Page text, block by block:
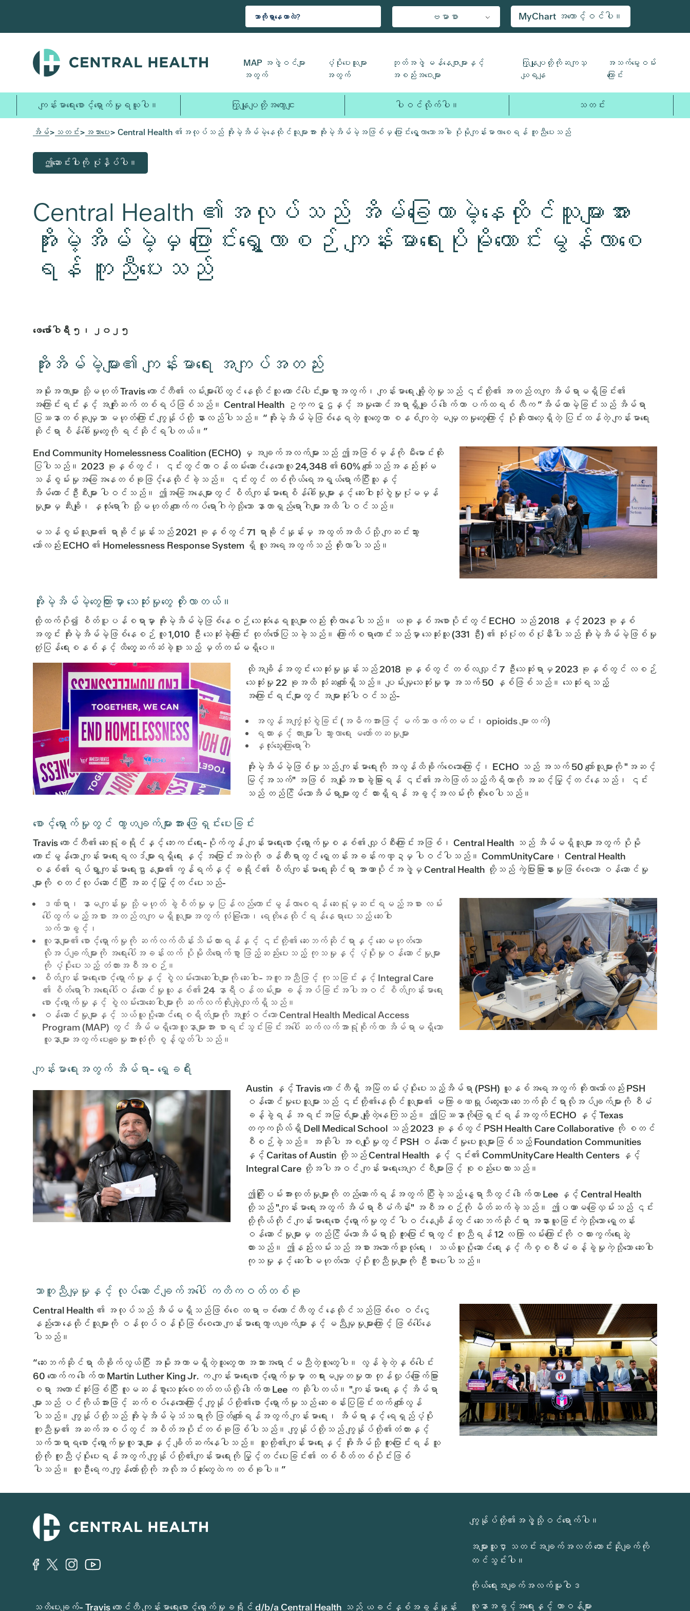
သို့
ပါ။
ဗမာစာ MyChart အကောင့်ဝင်ပါ။
MAP အဖွဲ့ဝင်များ
အတွက်
ပံ့ပိုးပေးသူများ
အတွက်
ဘုတ်အဖွဲ့ မန်နေဂျာများနှင့်
အစည်းအဝေးများ
ကြှနျုပျတို့ကိုဆကျသှ
ယျရနျ
အသက်မွေးဝမ်း
ကြောင်း
ကျန်းမာရေးစောင့်ရှောက်မှုရယူပါ။ ကြှနျုပျတို့အကွောငျး ပါဝင်လိုက်ပါ။ သတင်း
အိမ်> သတင်း> အသားပေး> Central Health ၏အလုပ်သည် အိုးမဲ့အိမ်မဲ့နေထိုင်သူများအား အိုးမဲ့အိမ်မဲ့အဖြစ်မှ ပြောင်းရွှေ့လာသောအခါ ပိုမိုကျန်းမာလာစေရန် ကူညီပေးသည်
ဤဆောင်းပါးကို ပုံနှိပ်ပါ။
Central Health ၏အလုပ်သည် အိမ်ခြေယာမဲ့နေထိုင်သူများအား
အိုးမဲ့အိမ်မဲ့မှ ပြောင်းရွှေ့လာစဉ် ကျန်းမာရေးပိုမိုကောင်းမွန်လာစေ
ရန် ကူညီပေးသည်
ဖေဖော်ဝါရီ ၅၊ ၂၀၂၅
အိုးအိမ်မဲ့များ၏ ကျန်းမာရေး အကျပ်အတည်း
အမိုးအကာများ သို့မဟုတ် Travis ကောင်တီ၏ လမ်းများပေါ်တွင် နေထိုင်သူ ထောင်ပေါင်းများစွာအတွက်၊ ကျန်းမာရေး ချို့တဲ့မှုသည် ၎င်းတို့၏ အတည်တကျ အိမ်ရာမရှိခြင်း၏
အကြောင်းရင်းနှင့် အကျိုးဆက် တစ်ရပ်ဖြစ်သည်။ Central Health ဥက္ကဋ္ဌနှင့် အမှုဆောင်အရာရှိချုပ် ဒေါက်တာ ပက်ထရစ် လီက “အိမ်ယာမဲ့ခြင်းသည် အိမ်ရာ
ပြဿနာတစ်ခုမျှသာ မဟုတ်ကြောင်း ကျွန်ုပ်တို့ နားလည်ပါသည်။ “အိုးမဲ့အိမ်မဲ့ဖြစ်နေရတဲ့ လူတွေဟာ စနစ်ကျတဲ့ မမျှတမှုတွေကြောင့် ပိုဆိုးလာလေ့ရှိတဲ့ ပြင်းထန်တဲ့ ကျန်းမာရေး
ဆိုင်ရာ စိန်ခေါ်မှုတွေကို ရင်ဆိုင်ရပါတယ်။”
End Community Homelessness Coalition (ECHO) မှ အချက်အလက်များသည် ဤအဖြစ်မှန်ကို မီးမောင်းထိုး
ပြပါသည်။ 2023 ခုနှစ်တွင်၊ ၎င်းတွင်တာဝန်ထမ်းဆောင်နေသောလူ 24,348 ၏ 60% ကျော်သည်အနည်းဆုံးမ
သန်စွမ်းမှုအခြေအနေတစ်ခုဖြင့်နေထိုင်ခဲ့သည်။ ၎င်းတွင် တစ်ကိုယ်ရေအရွယ်ရောက်ပြီးသူနှင့်
အိမ်ထောင်ဦးစီးများ ပါဝင်သည်။ ဤအခြေအနေများတွင် စိတ်ကျန်းမာရေးစိန်ခေါ်မှုများနှင့် ဆေးဝါးသုံးစွဲမှုပုံမမှန်
မှုများမှ ဆီးချို၊ နှလုံးရောဂါ သို့မဟုတ် ကျောက်ကပ်ရောဂါကဲ့သို့သော နာတာရှည်ရောဂါများအထိ ပါဝင်သည်။
မသန်စွမ်းသူများ၏ ရာခိုင်နှုန်းသည် 2021 ခုနှစ်တွင် 71 ရာခိုင်နှုန်းမှ အထွတ်အထိပ်သို့ ကျဆင်းသွား
သော်လည်း ECHO ၏ Homelessness Response System ရှိ လူအရေအတွက်သည် တိုးလာပါသည်။
အိုးမဲ့အိမ်မဲ့တွေကြားမှာ သေဆုံးမှုတွေ တိုးလာတယ်။
ထို့ထက်ပို၍ စိတ်ပူပန်စရာမှာ အိုးမဲ့အိမ်မဲ့ဖြစ်နေစဉ် သေဆုံးနေရသူများလည်း တိုးလာနေပါသည်။ ယခုနှစ်အစောပိုင်းတွင် ECHO သည် 2018 နှင့် 2023 ခုနှစ်
အတွင်း အိုးမဲ့အိမ်မဲ့ဖြစ်နေစဉ် လူ 1,010 ဦး သေဆုံးခဲ့ကြောင်း ထုတ်ဖော်ပြသခဲ့သည်။ ကြောက်စရာကောင်းသည်မှာ သေဆုံးသူ (331 ဦး) ၏ သုံးပုံတစ်ပုံနီးပါးသည် အိုးမဲ့အိမ်မဲ့ဖြစ်မှု
တုံ့ပြန်ရေးစနစ်နှင့် ထိတွေ့ဆက်ဆံခဲ့ဖူးသည့် မှတ်တမ်းမရှိပေ။
ထိုအချိန်အတွင်း သေဆုံးမှုနှုန်းသည် 2018 ခုနှစ်တွင် တစ်လလျှင် 7 ဦးသေဆုံးရာမှ 2023 ခုနှစ်တွင် လစဉ်
သေဆုံးမှု 22 ခုအထိ သုံးဆကျော်ရှိသည်။ ပျမ်းမျှသေဆုံးမှုမှာ အသက် 50 နှစ်ဖြစ်သည်။ သေဆုံးရသည့်
အကြောင်းရင်းများတွင် အများဆုံးပါဝင်သည်-
အလွန်အကျွံသုံးစွဲခြင်း (အဓိကအားဖြင့် မက်သာဖက်တမင်း၊ opioids များထက်)
ရထားနှင့် ကားများပါ သွားလာရေး မတော်တဆမှုများ
နှလုံးသွေးကြောရောဂါ
အိုးမဲ့အိမ်မဲ့ဖြစ်မှုသည် ကျန်းမာရေးကို အလွန်ထိခိုက်စေသောကြောင့်၊ ECHO သည် အသက် 50 ကျော်သူများကို "အဆင့်
မြင့်အသက်" အဖြစ် အမျိုးအစားခွဲခြားရန် ၎င်း၏အကဲဖြတ်သည့်ကိရိယာကို အဆင့်မြှင့်တင်နေသည်၊ ၎င်း
သည် တည်ငြိမ်သောအိမ်ရာများတွင် ထားရှိရန် အခွင့်အလမ်းကို တိုးစေပါသည်။
စောင့်ရှောက်မှုတွင် ကွာဟချက်များအား ဖြေရှင်းပေးခြင်း
Travis ကောင်တီ၏ ဆေးရုံခရိုင်နှင့် ဘေးကင်းရေး-ပိုက်ကွန် ကျန်းမာရေးစောင့်ရှောက်မှုစနစ်၏ လျှပ်စီးကြောင်းအဖြစ်၊ Central Health သည် အိမ်မရှိသူများအတွက် ပိုမို
ကောင်းမွန်သော ကျန်းမာရေးရလဒ်များရရှိရေး နှင့် အပြောင်းအလဲကို ဖန်တီးရာတွင် ရှေ့တန်းအခန်းကဏ္ဍမှ ပါဝင်ပါသည်။ CommUnityCare၊ Central Health
စနစ်၏ ရပ်ရွာကျန်းမာရေးဌာနများ၏ ကွန်ရက်နှင့် ခရိုင်၏ စိတ်ကျန်းမာရေးဆိုင်ရာ အာဏာပိုင်အဖွဲ့မှ Central Health တို့သည် ကွဲပြားခြားနားမှုဖြစ်စေသော ဝန်ဆောင်မှု
များကို စတင်လုပ်ဆောင်ပြီး အဆင့်မြှင့်တင်ပေးသည်-
ဒဏ်ရာ၊ နာမကျန်းမှု သို့မဟုတ် ခွဲစိတ်မှုမှ ပြန်လည်ကောင်းမွန်လာစေရန် ဆေးရုံမှဆင်းရမည့်အစား လမ်း
ပေါ်ထွက်မည့်အစား အတည်တကျမရှိသူများအတွက် လုံခြုံသော၊ ရေတိုနေထိုင်ရန်နေရာပေးသည့် ဆေးဝါး
သက်သာခွင့်၊
လူနာများ၏ စောင့်ရှောက်မှုကို ဆက်လက်ထိန်းသိမ်းထားရန်နှင့် ၎င်းတို့၏ ဆေးဘက်ဆိုင်ရာနှင့် ဆေးမဟုတ်သော
လိုအပ်ချက်များကို အရေးပေါ်အခန်းထက် ပိုမိုထိရောက်စွာ ဖြည့်ဆည်းပေးသည့် ကုသမှုနှင့် ပံ့ပိုးမှုဝန်ဆောင်မှုများ
ကို ပံ့ပိုးပေးသည့် တံတားအစီအစဉ်။
စိတ်ကျန်းမာရေးစောင့်ရှောက်မှုနှင့် စွဲလမ်းသောဆေးဝါးများကို ဆေးဝါး-အကူအညီဖြင့် ကုသခြင်းနှင့် Integral Care
၏ စိတ်ရောဂါအရေးပေါ်ဝန်ဆောင်မှုယူနစ်၏ 24 နာရီဝန်ထမ်းများ ခန့်အပ်ခြင်းအပါအဝင် စိတ်ကျန်းမာရေး
စောင့်ရှောက်မှုနှင့် စွဲလမ်းသောဆေးဝါးများကို ဆက်လက်တိုးချဲ့လျက်ရှိသည်။
ဝန်ဆောင်မှုများနှင့် သယ်ယူပို့ဆောင်ရေးစရိတ်များကို အကျုံးဝင်သော Central Health Medical Access
Program (MAP) တွင် အိမ်မရှိသောလူနာများအား စာရင်းသွင်းခြင်းအပေါ် ဆက်လက်အာရုံစိုက်ကာ အိမ်ရာမရှိသော
လူနာများအတွက် ပေးချေမှုအားလုံးကို စွန့်လွှတ်ပါသည်။
ကျန်းမာရေးအတွက် အိမ်ရာ- ရှေ့ခရီး
Austin နှင့် Travis ကောင်တီရှိ အမြဲတမ်းပံ့ပိုးပေးသည့်အိမ်ရာ (PSH) ယူနစ်အရေအတွက် တိုးလာသော်လည်း PSH
ဝန်ဆောင်မှုပေးသူများသည် ၎င်းတို့၏နေထိုင်သူများ၏ မကြာခဏရှုပ်ထွေးသော ဆေးဘက်ဆိုင်ရာလိုအပ်ချက်များကို စီမံ
ခန့်ခွဲရန် အရင်းအမြစ်များ ချို့တဲ့နေကြသည်။ ဤပြဿနာကိုဖြေရှင်းရန်အတွက် ECHO နှင့် Texas
တက္ကသိုလ်ရှိ Dell Medical School သည် 2023 ခုနှစ်တွင် PSH Health Care Collaborative ကို စတင်
စီစဉ်ခဲ့သည်။ အဆိုပါ အစပျိုးမှုတွင် PSH ဝန်ဆောင်မှုပေးသူများဖြစ်သည့် Foundation Communities
နှင့် Caritas of Austin တို့သည် Central Health နှင့် ၎င်း၏ CommUnityCare Health Centers နှင့်
Integral Care တို့အပါအဝင် ကျန်းမာရေးအေဂျင်စီများဖြင့် စုစည်းပေးထားသည်။
ဤကြိုးပမ်းအားထုတ်မှုများကို တည်ဆောက်ရန်အတွက် ပြီးခဲ့သည့် နွေရာသီတွင် ဒေါက်တာ Lee နှင့် Central Health
တို့သည် "ကျန်းမာရေးအတွက် အိမ်ရာစီမံကိန်း" အစီအစဉ်ကို မိတ်ဆက်ခဲ့သည်။ ဤပဏာမခြေလှမ်းသည် ၎င်း
တို့ကိုယ်တိုင် ကျန်းမာရေးစောင့်ရှောက်မှုတွင် ပါဝင်နေချိန်တွင် ဆေးဘက်ဆိုင်ရာ အနားယူခြင်းကဲ့သို့သော ရှေ့တန်း
ဝန်ဆောင်မှုများမှ တည်ငြိမ်သောအိမ်ရာသို့ ကူးပြောင်းရာတွင် ကူညီရန် 12 လကြာ လမ်းကြောင်းကို ဇယားကွက်ရေးဆွဲ
ထားသည်။ ဤနည်းလမ်းသည် အစားအသောက်ဖူလုံရေး၊ သယ်ယူပို့ဆောင်ရေးနှင့် ကိစ္စစီမံခန့်ခွဲမှုကဲ့သို့သော ဆေးဝါး
ကုသမှုနှင့် ဆေးဝါးမဟုတ်သော ပံ့ပိုးကူညီမှုများကို ဦးစားပေးပါသည်။
သာတူညီမျှမှုနှင့် လုပ်ဆောင်ချက်အပေါ် ကတိကဝတ်တစ်ခု
Central Health ၏ အလုပ်သည် အိမ်မရှိသည်ဖြစ်စေ ထရာဗစ်ကောင်တီတွင် နေထိုင်သည်ဖြစ်စေ ဝင်ငွေ
နည်းသော နေထိုင်သူများကို ဝန်ထုပ်ဝန်ပိုးဖြစ်စေသော ကျန်းမာရေးကွာဟချက်များနှင့် မညီမျှမှုများကြောင့် ဖြစ်ပေါ်နေ
ပါသည်။
“ဆေးဘက်ဆိုင်ရာ ထိခိုက်လွယ်ပြီး အမိုးအကာမရှိတဲ့သူတွေဟာ အသားအရောင်မညီတဲ့လူတွေပါ။ လွန်ခဲ့တဲ့နှစ်ပေါင်း
60 လောက်က ဒေါက်တာ Martin Luther King Jr. က ကျန်းမာရေးစောင့်ရှောက်မှုမှာ တရားမမျှတမှုဟာ တုန်လှုပ်ခြောက်ခြား
စရာ အကောင်းဆုံးဖြစ်ပြီး လူမဆန်စွာသေဆုံးစေတတ်တယ်လို့ ဒေါက်တာ Lee က ဆိုပါတယ်။ "ကျန်းမာရေးနှင့် အိမ်ရာ
များသည် ပင်ကိုယ်အားဖြင့် ဆက်စပ်နေသောကြောင့် ကျွန်ုပ်တို့၏စောင့်ရှောက်မှုသည် ဆေးခန်းပြခြင်းထက် ကျော်လွန်
ပါသည်။ ကျွန်ုပ်တို့သည် အိုးမဲ့အိမ်မဲ့သံသရာကို ဖြတ်ကျော်ရန်အတွက် ကျန်းမာရေး၊ အိမ်ရာနှင့် ရေရှည်ပံ့ပိုး
ကူညီမှု၏ အဆက်အစပ်တွင် အစိတ်အပိုင်းတစ်ခုဖြစ်ပါသည်။ ကျွန်ုပ်တို့သည် ကျွန်ုပ်တို့၏တံတားနှင့်
သက်သာရာရစောင့်ရှောက်မှုလူနာများနှင့် ချိတ်ဆက်နေပါသည်။ သူတို့၏ကျန်းမာရေးနှင့် အိုးအိမ်သို့ ကူးပြောင်းရန် သူ
တို့ကို ကူညီပံ့ပိုးပေးရန်အတွက် ကျွန်ုပ်တို့၏ကျန်းမာရေးကို မြှင့်တင်ပေးခြင်း၏ တစ်စိတ်တစ်ပိုင်းဖြစ်
ပါသည်။ လူဦးရေက ကျွန်တော်တို့ကို အလိုအပ်ဆုံးတွေထဲက တစ်ခုပါ။”
သတိပေးချက်- Travis ကောင်တီ ကျန်းမာရေးစောင့်ရှောက်မှုခရိုင် d/b/a Central Health သည် ယခင်နှစ်အခွန်နှုန်း
ကျွန်ုပ်တို့၏အဖွဲ့သို့ဝင်ရောက်ပါ။
အများသူငှာ သတင်းအချက်အလတ် တောင်းဆိုချက်ကို
တင်သွင်းပါ။
ကိုယ်ရေးအချက်အလက်မူဝါဒ
လူနာအခွင့်အရေးနှင့် တာဝန်များ